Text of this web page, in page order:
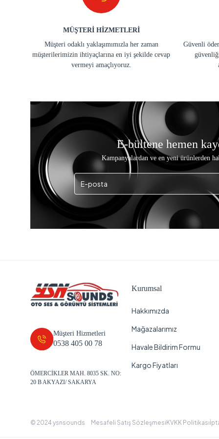
MÜŞTERİ HİZMETLERİ
Müşteri odaklı yaklaşımımızla her zaman
müşterilerimizin ihtiyaçlarına en iyi şekilde cevap
vermeyi amaçlıyoruz.
Güvenli
E-bültene hemen
Kampanyalardan ve en yeni ürünlerden
Müşteri Hizmetleri
0538 405 00 78
ÖMERCİKLER MAH. 8035 SK. NO:
20 B AKYAZI/ SAKARYA
Kurumsal
Hakkımızda
Mağazalarımız
Havale Bildirim Formu
Kargo Fiyatları
© 2024 ysnsounds Mesafeli Satış Sözleşmesi KVKK Politikası